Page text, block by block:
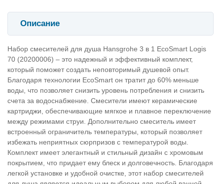
Описание
Набор смесителей для душа Hansgrohe 3 в 1 EcoSmart Logis
70 (20200006) – это надежный и эффективный комплект,
который поможет создать неповторимый душевой опыт.
Благодаря технологии EcoSmart он тратит до 60% меньше
воды, что позволяет снизить уровень потребления и снизить
счета за водоснабжение. Смесители имеют керамические
картриджи, обеспечивающие мягкое и плавное переключение
между режимами струи. Дополнительно смеситель имеет
встроенный ограничитель температуры, который позволяет
избежать неприятных сюрпризов с температурой воды.
Комплект имеет элегантный и стильный дизайн с хромовым
покрытием, что придает ему блеск и долговечность. Благодаря
легкой установке и удобной очистке, этот набор смесителей